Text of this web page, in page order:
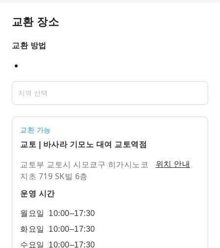
교환 장소
교환 방법
교환 가능
교토 | 바사라 기모노 대여 교토역점
교토부 교토시 시모쿄구 히가시노코
지초 719 SK빌 6층
위치 안내
운영 시간
월요일
10:00–17:30
화요일
10:00–17:30
수요일
10:00–17:30